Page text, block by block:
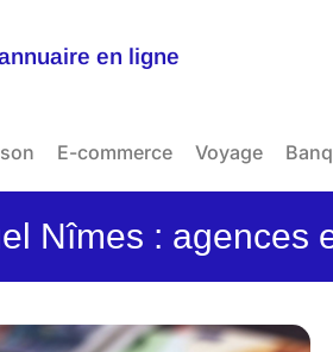
en ligne
E-commerce Voyage
Nîmes : agences